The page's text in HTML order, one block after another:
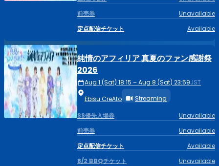
前売券
Unavailable
定点配信チケット
Available
純情のアフィリア 真夏のファン感謝祭
2026
Aug 1 (Sat) 18:15 – Aug 8 (Sat) 23:59JST
Ebisu CreAto
Streaming
SS優先入場券
Unavailable
前売券
Unavailable
定点配信チケット
Available
8/2 BBQチケット
Unavailable